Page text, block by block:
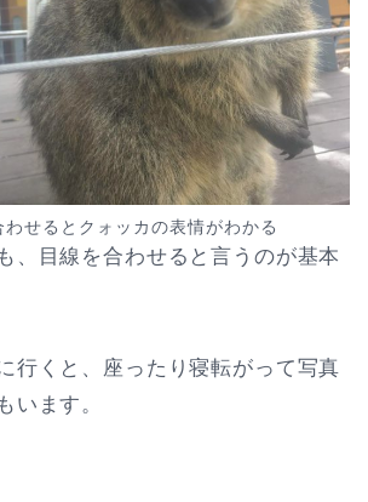
せるとクォッカの表情がわかる
、目線を合わせると言うのが基本
行くと、座ったり寝転がって写真
います。